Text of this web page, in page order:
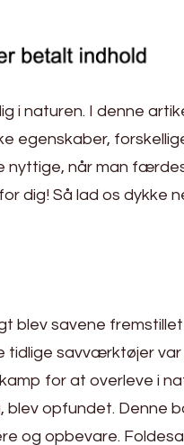
i naturen. I denne
egenskaber,
når man
dig! Så lad os dykke
blev savene
savværktøjer var
for at overleve i
opfundet. Denne
og opbevare.